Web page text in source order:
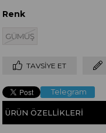
Renk
GÜMÜŞ
TAVSIYE ET
Telegram
ÜRÜN ÖZELLIKLERI